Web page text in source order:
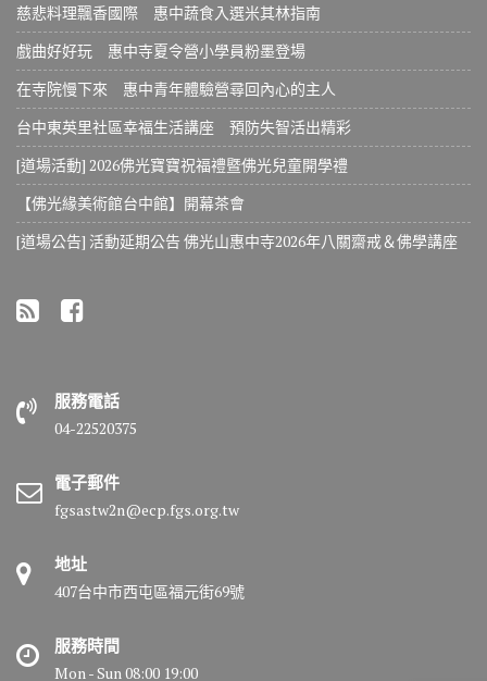
慈悲料理飄香國際 惠中蔬食入選米其林指南
戲曲好好玩 惠中寺夏令營小學員粉墨登場
在寺院慢下來 惠中青年體驗營尋回內心的主人
台中東英里社區幸福生活講座 預防失智活出精彩
[道場活動] 2026佛光寶寶祝福禮暨佛光兒童開學禮
【佛光緣美術館台中館】開幕茶會
[道場公告] 活動延期公告 佛光山惠中寺2026年八關齋戒＆佛學講座
服務電話
04-22520375
電子郵件
fgsastw2n@ecp.fgs.org.tw
地址
407台中市西屯區福元街69號
服務時間
Mon - Sun 08:00 19:00